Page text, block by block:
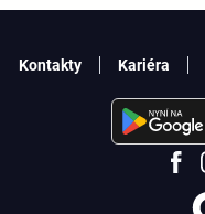
Kontakty Kariéra